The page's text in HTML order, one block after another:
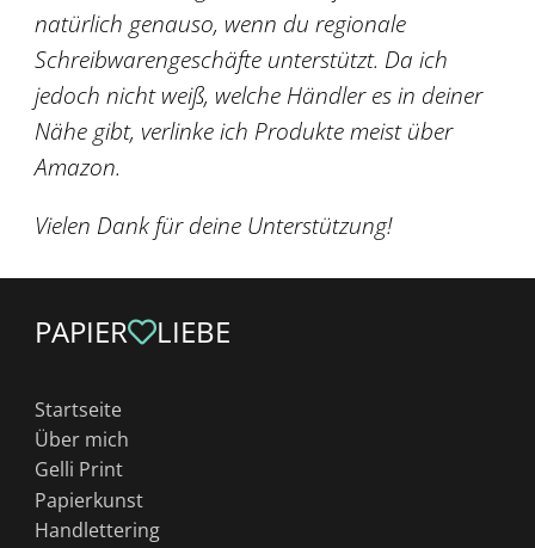
natürlich genauso, wenn du regionale
Schreibwarengeschäfte unterstützt. Da ich
jedoch nicht weiß, welche Händler es in deiner
Nähe gibt, verlinke ich Produkte meist über
Amazon.
Vielen Dank für deine Unterstützung!
PAPIER LIEBE
Startseite
Über mich
Gelli Print
Papierkunst
Handlettering